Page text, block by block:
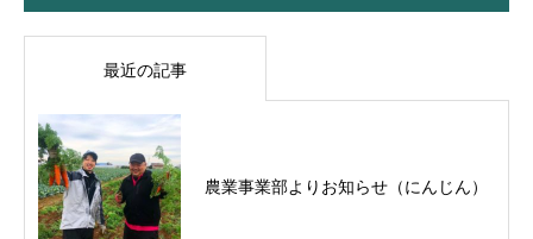
最近の記事
農業事業部よりお知らせ（にんじん）